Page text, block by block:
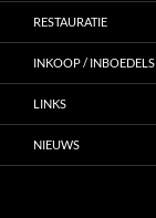
RESTAURATIE
INKOOP / INBOEDELS
LINKS
NIEUWS